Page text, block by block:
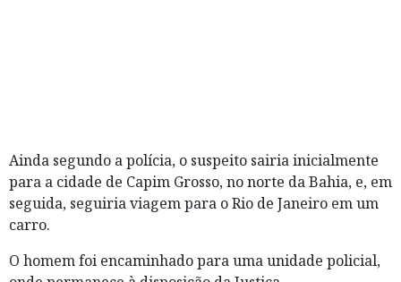
Ainda segundo a polícia, o suspeito sairia inicialmente
para a cidade de Capim Grosso, no norte da Bahia, e, em
seguida, seguiria viagem para o Rio de Janeiro em um
carro.
O homem foi encaminhado para uma unidade policial,